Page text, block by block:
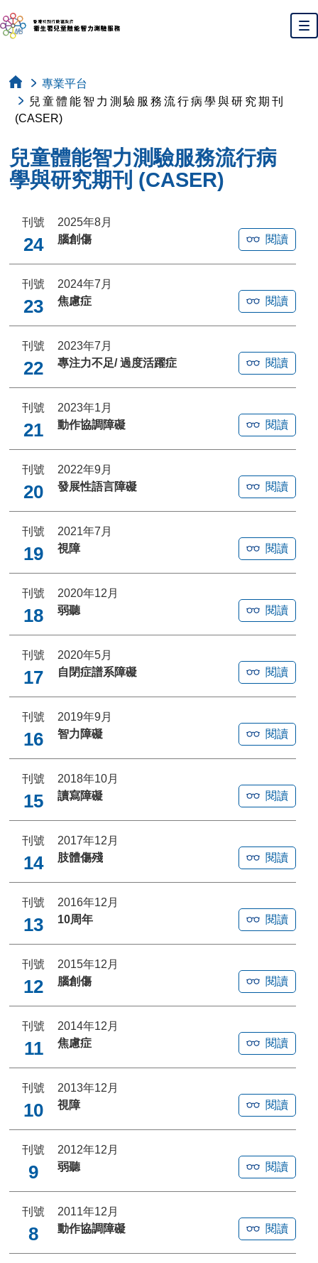
切
專業平台
兒童體能智力測驗服務流行病學與研究期刊
(CASER)
兒童體能智力測驗服務流行病
學與研究期刊 (CASER)
刊號
24
2025年8月
腦創傷
閱讀
刊號
23
2024年7月
焦慮症
閱讀
刊號
22
2023年7月
專注力不足/ 過度活躍症
閱讀
刊號
21
2023年1月
動作協調障礙
閱讀
刊號
20
2022年9月
發展性語言障礙
閱讀
刊號
19
2021年7月
視障
閱讀
刊號
18
2020年12月
弱聽
閱讀
刊號
17
2020年5月
自閉症譜系障礙
閱讀
刊號
16
2019年9月
智力障礙
閱讀
刊號
15
2018年10月
讀寫障礙
閱讀
刊號
14
2017年12月
肢體傷殘
閱讀
刊號
13
2016年12月
10周年
閱讀
刊號
12
2015年12月
腦創傷
閱讀
刊號
11
2014年12月
焦慮症
閱讀
刊號
10
2013年12月
視障
閱讀
刊號
9
2012年12月
弱聽
閱讀
刊號
8
2011年12月
動作協調障礙
閱讀